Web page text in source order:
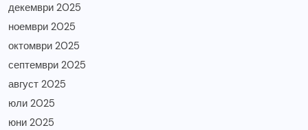
декември 2025
ноември 2025
октомври 2025
септември 2025
август 2025
юли 2025
юни 2025